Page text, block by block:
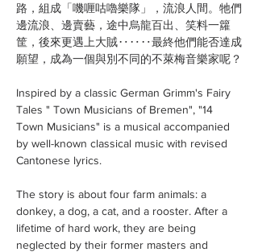
路，組成「嘰喱咕嚕樂隊」，流浪人間。牠們
邊流浪、邊賣藝，途中烏龍百出、笑料一籮
筐，後來更遇上大賊‥‥‥最終他們能否達成
願望，成為一個與別不同的不萊梅音樂家呢？
Inspired by a classic German Grimm's Fairy
Tales " Town Musicians of Bremen", "14
Town Musicians" is a musical accompanied
by well-known classical music with revised
Cantonese lyrics.
The story is about four farm animals: a
donkey, a dog, a cat, and a rooster. After a
lifetime of hard work, they are being
neglected by their former masters and